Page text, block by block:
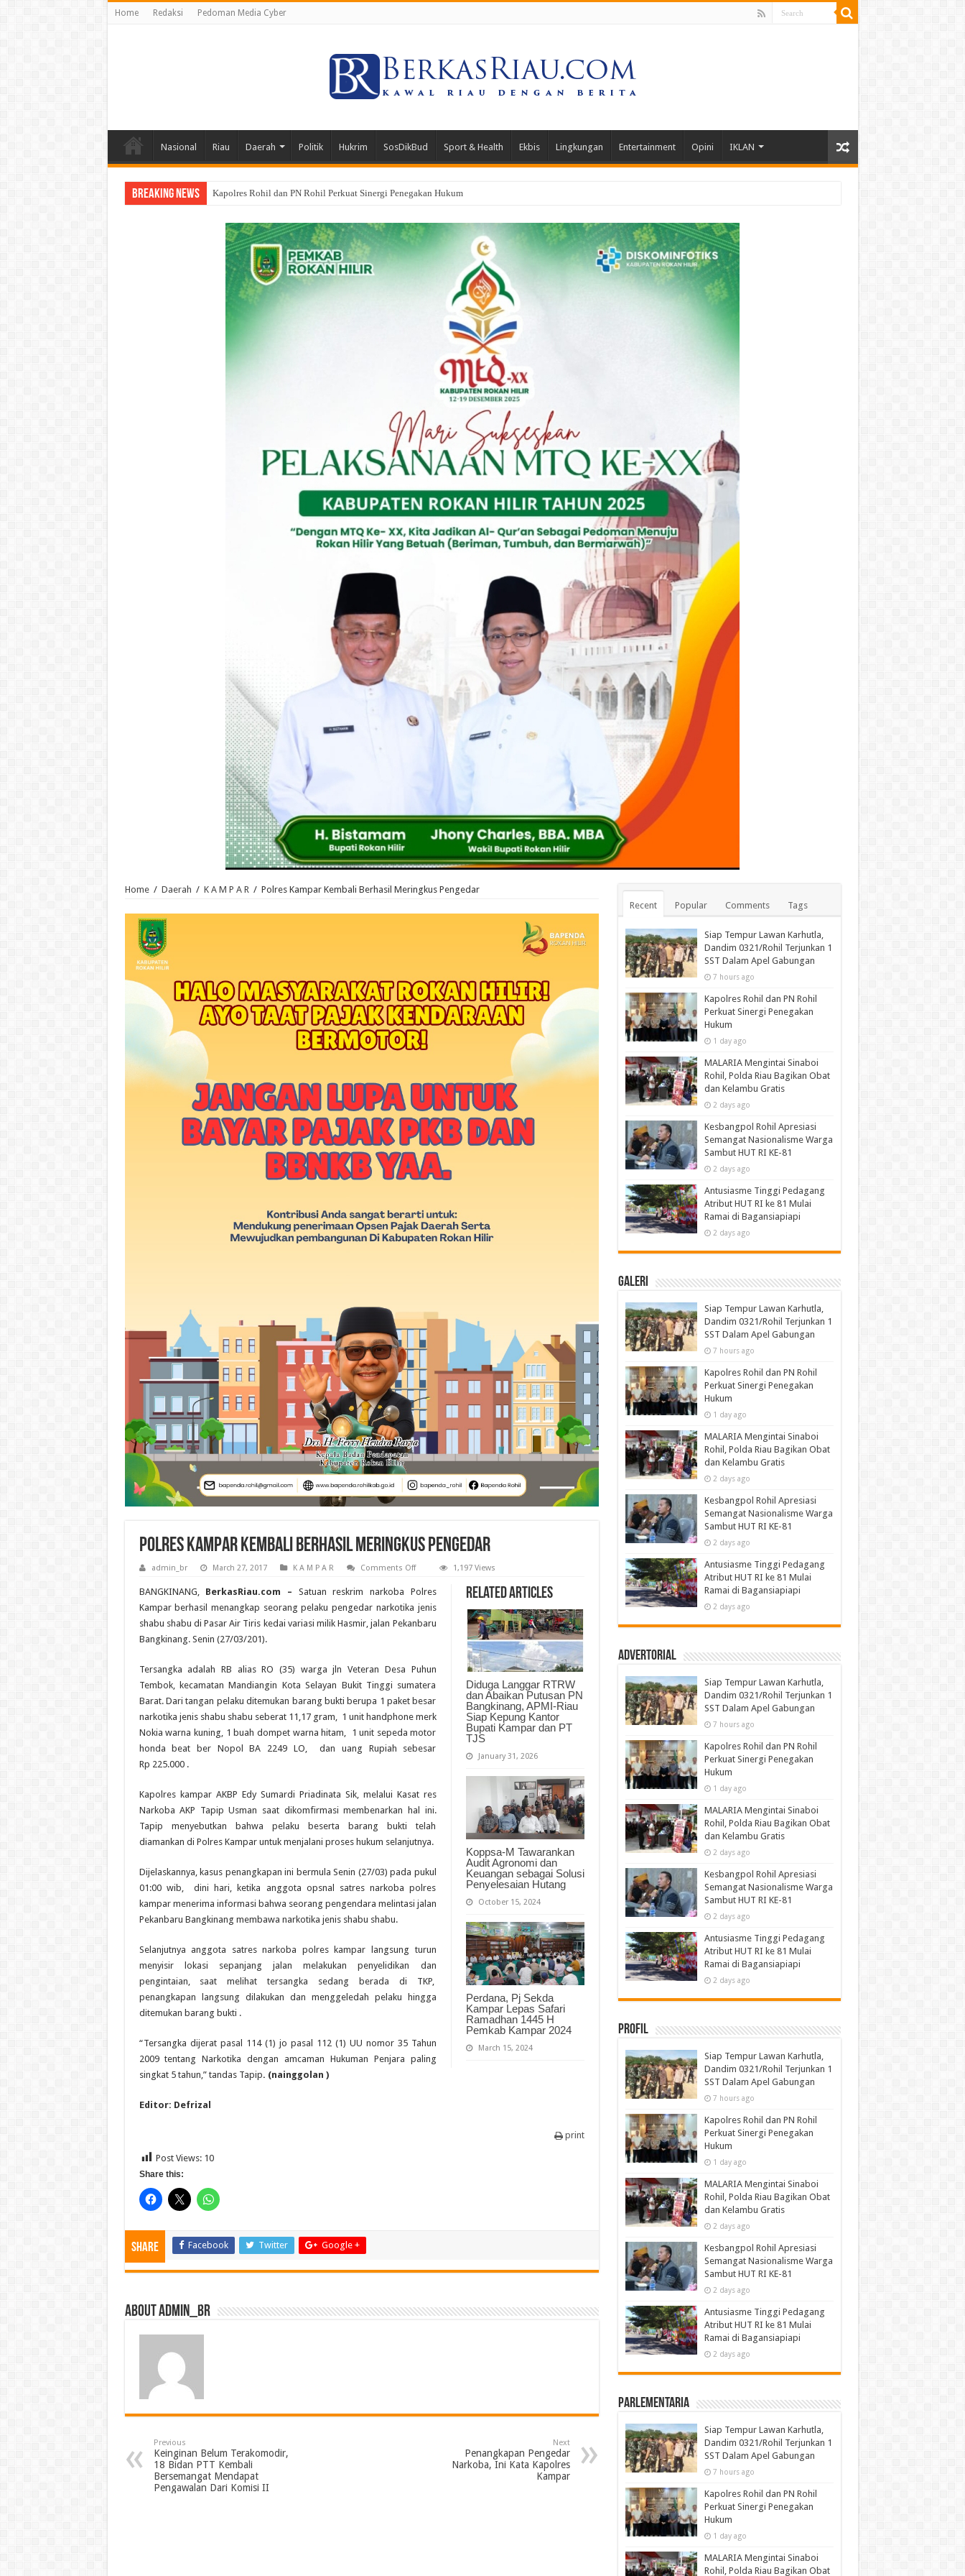
Home Redaksi Pedoman Media Cyber
Nasional Riau Daerah Politik Hukrim SosDikBud Sport & Health Ekbis Lingkungan Entertainment Opini IKLAN
Breaking News MALARIA Mengintai Sinaboi Rohil, Polda Riau Bagikan Obat dan Kelambu Gratis
Home / Daerah / K A M P A R / Polres Kampar Kembali Berhasil Meringkus Pengedar
Polres Kampar Kembali Berhasil Meringkus Pengedar
admin_br March 27, 2017 K A M P A R Comments Offon
Kembali
Berhasil
Meringkus
Pengedar
1,197 Views
Related Articles
Diduga Langgar RTRW
dan Abaikan Putusan PN
Bangkinang, APMI-Riau
Siap Kepung Kantor
Bupati Kampar dan PT
TJS
January 31, 2026
Koppsa-M Tawarankan
Audit Agronomi dan
Keuangan sebagai Solusi
Penyelesaian Hutang
October 15, 2024
Perdana, Pj Sekda
Kampar Lepas Safari
Ramadhan 1445 H
Pemkab Kampar 2024
March 15, 2024
BANGKINANG, BerkasRiau.com – Satuan reskrim narkoba Polres
Kampar berhasil menangkap seorang pelaku pengedar narkotika jenis
shabu shabu di Pasar Air Tiris kedai variasi milik Hasmir, jalan Pekanbaru
Bangkinang. Senin (27/03/201).
Tersangka adalah RB alias RO (35) warga jln Veteran Desa Puhun
Tembok, kecamatan Mandiangin Kota Selayan Bukit Tinggi sumatera
Barat. Dari tangan pelaku ditemukan barang bukti berupa 1 paket besar
narkotika jenis shabu shabu seberat 11,17 gram, 1 unit handphone merk
Nokia warna kuning, 1 buah dompet warna hitam, 1 unit sepeda motor
honda beat ber Nopol BA 2249 LO, dan uang Rupiah sebesar
Rp 225.000 .
Kapolres kampar AKBP Edy Sumardi Priadinata Sik, melalui Kasat res
Narkoba AKP Tapip Usman saat dikomfirmasi membenarkan hal ini.
Tapip menyebutkan bahwa pelaku beserta barang bukti telah
diamankan di Polres Kampar untuk menjalani proses hukum selanjutnya.
Dijelaskannya, kasus penangkapan ini bermula Senin (27/03) pada pukul
01:00 wib, dini hari, ketika anggota opsnal satres narkoba polres
kampar menerima informasi bahwa seorang pengendara melintasi jalan
Pekanbaru Bangkinang membawa narkotika jenis shabu shabu.
Selanjutnya anggota satres narkoba polres kampar langsung turun
menyisir lokasi sepanjang jalan melakukan penyelidikan dan
pengintaian, saat melihat tersangka sedang berada di TKP,
penangkapan langsung dilakukan dan menggeledah pelaku hingga
ditemukan barang bukti .
“Tersangka dijerat pasal 114 (1) jo pasal 112 (1) UU nomor 35 Tahun
2009 tentang Narkotika dengan amcaman Hukuman Penjara paling
singkat 5 tahun,” tandas Tapip. (nainggolan )
Editor: Defrizal
print
Post Views: 10
Share this:
Share Facebook Twitter Google +
About admin_br
Previous
Keinginan Belum Terakomodir,
18 Bidan PTT Kembali
Bersemangat Mendapat
Pengawalan Dari Komisi II
Next
Penangkapan Pengedar
Narkoba, Ini Kata Kapolres
Kampar
Recent Popular Comments Tags
Siap Tempur Lawan Karhutla,
Dandim 0321/Rohil Terjunkan 1
SST Dalam Apel Gabungan
7 hours ago
Kapolres Rohil dan PN Rohil
Perkuat Sinergi Penegakan
Hukum
1 day ago
MALARIA Mengintai Sinaboi
Rohil, Polda Riau Bagikan Obat
dan Kelambu Gratis
2 days ago
Kesbangpol Rohil Apresiasi
Semangat Nasionalisme Warga
Sambut HUT RI KE-81
2 days ago
Antusiasme Tinggi Pedagang
Atribut HUT RI ke 81 Mulai
Ramai di Bagansiapiapi
2 days ago
Galeri
Siap Tempur Lawan Karhutla,
Dandim 0321/Rohil Terjunkan 1
SST Dalam Apel Gabungan
7 hours ago
Kapolres Rohil dan PN Rohil
Perkuat Sinergi Penegakan
Hukum
1 day ago
MALARIA Mengintai Sinaboi
Rohil, Polda Riau Bagikan Obat
dan Kelambu Gratis
2 days ago
Kesbangpol Rohil Apresiasi
Semangat Nasionalisme Warga
Sambut HUT RI KE-81
2 days ago
Antusiasme Tinggi Pedagang
Atribut HUT RI ke 81 Mulai
Ramai di Bagansiapiapi
2 days ago
Advertorial
Siap Tempur Lawan Karhutla,
Dandim 0321/Rohil Terjunkan 1
SST Dalam Apel Gabungan
7 hours ago
Kapolres Rohil dan PN Rohil
Perkuat Sinergi Penegakan
Hukum
1 day ago
MALARIA Mengintai Sinaboi
Rohil, Polda Riau Bagikan Obat
dan Kelambu Gratis
2 days ago
Kesbangpol Rohil Apresiasi
Semangat Nasionalisme Warga
Sambut HUT RI KE-81
2 days ago
Antusiasme Tinggi Pedagang
Atribut HUT RI ke 81 Mulai
Ramai di Bagansiapiapi
2 days ago
Profil
Siap Tempur Lawan Karhutla,
Dandim 0321/Rohil Terjunkan 1
SST Dalam Apel Gabungan
7 hours ago
Kapolres Rohil dan PN Rohil
Perkuat Sinergi Penegakan
Hukum
1 day ago
MALARIA Mengintai Sinaboi
Rohil, Polda Riau Bagikan Obat
dan Kelambu Gratis
2 days ago
Kesbangpol Rohil Apresiasi
Semangat Nasionalisme Warga
Sambut HUT RI KE-81
2 days ago
Antusiasme Tinggi Pedagang
Atribut HUT RI ke 81 Mulai
Ramai di Bagansiapiapi
2 days ago
Parlementaria
Siap Tempur Lawan Karhutla,
Dandim 0321/Rohil Terjunkan 1
SST Dalam Apel Gabungan
7 hours ago
Kapolres Rohil dan PN Rohil
Perkuat Sinergi Penegakan
Hukum
1 day ago
MALARIA Mengintai Sinaboi
Rohil, Polda Riau Bagikan Obat